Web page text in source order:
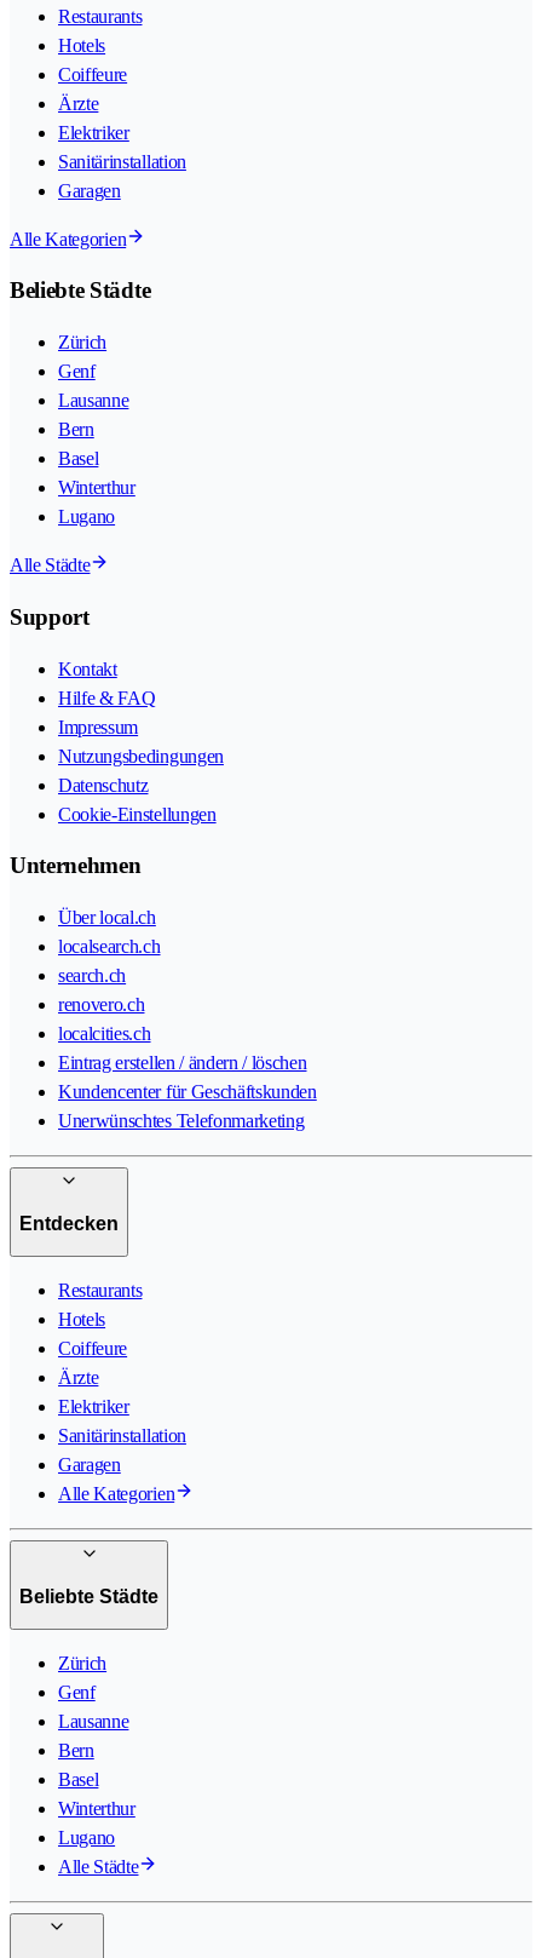
Restaurants
Hotels
Coiffeure
Ärzte
Elektriker
Sanitärinstallation
Garagen
Alle Kategorien
Beliebte Städte
Zürich
Genf
Lausanne
Bern
Basel
Winterthur
Lugano
Alle Städte
Support
Kontakt
Hilfe & FAQ
Impressum
Nutzungsbedingungen
Datenschutz
Cookie-Einstellungen
Unternehmen
Über local.ch
localsearch.ch
search.ch
renovero.ch
localcities.ch
Eintrag erstellen / ändern / löschen
Kundencenter für Geschäftskunden
Unerwünschtes Telefonmarketing
Entdecken
Restaurants
Hotels
Coiffeure
Ärzte
Elektriker
Sanitärinstallation
Garagen
Alle Kategorien
Beliebte Städte
Zürich
Genf
Lausanne
Bern
Basel
Winterthur
Lugano
Alle Städte